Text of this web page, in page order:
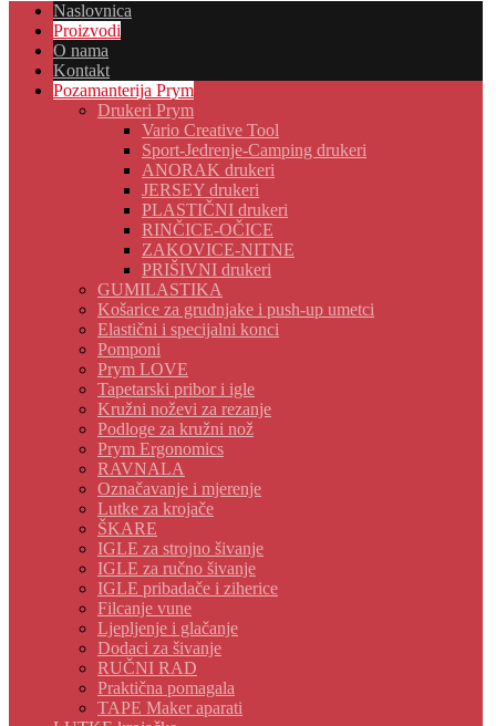
Naslovnica
Proizvodi
O nama
Kontakt
Pozamanterija Prym
Drukeri Prym
Vario Creative Tool
Sport-Jedrenje-Camping drukeri
ANORAK drukeri
JERSEY drukeri
PLASTIČNI drukeri
RINČICE-OČICE
ZAKOVICE-NITNE
PRIŠIVNI drukeri
GUMILASTIKA
Košarice za grudnjake i push-up umetci
Elastični i specijalni konci
Pomponi
Prym LOVE
Tapetarski pribor i igle
Kružni noževi za rezanje
Podloge za kružni nož
Prym Ergonomics
RAVNALA
Označavanje i mjerenje
Lutke za krojače
ŠKARE
IGLE za strojno šivanje
IGLE za ručno šivanje
IGLE pribadače i ziherice
Filcanje vune
Ljepljenje i glačanje
Dodaci za šivanje
RUČNI RAD
Praktična pomagala
TAPE Maker aparati